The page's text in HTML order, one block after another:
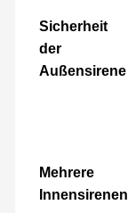
Sicherheit
der
Außensirene
Mehrere
Innensirenen